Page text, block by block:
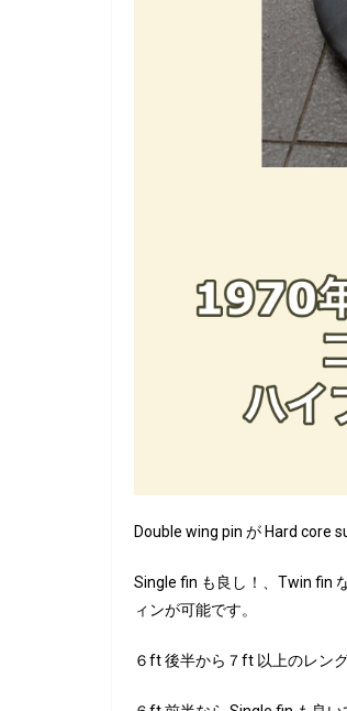
Double wing pin が Hard core
Single fin も良し！、Twin fin
ィンが可能です。
６ft 後半から７ft 以上のレン